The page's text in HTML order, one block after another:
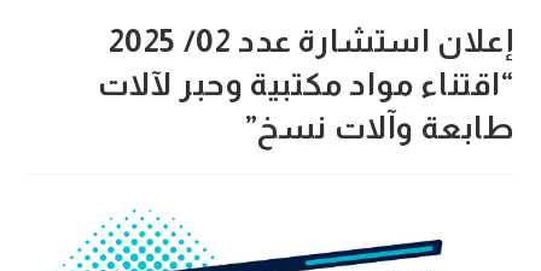
إعلان استشارة عدد 02/ 2025
“اقتناء مواد مكتبية وحبر لآلات
طابعة وآلات نسخ”